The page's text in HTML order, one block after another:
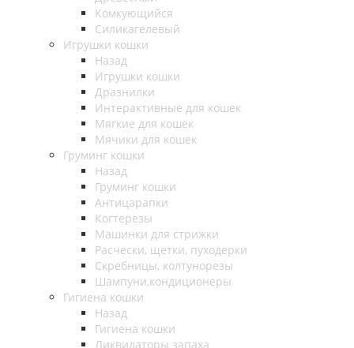
Комкующийся
Силикагелевый
Игрушки кошки
Назад
Игрушки кошки
Дразнилки
Интерактивные для кошек
Мягкие для кошек
Мячики для кошек
Груминг кошки
Назад
Груминг кошки
Антицарапки
Когтерезы
Машинки для стрижки
Расчески, щетки, пуходерки
Скребницы, колтунорезы
Шампуни,кондиционеры
Гигиена кошки
Назад
Гигиена кошки
Ликвидаторы запаха